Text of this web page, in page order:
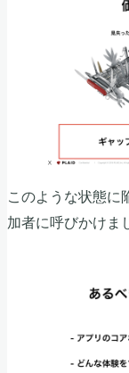
このような状態に
加者に呼びかけま